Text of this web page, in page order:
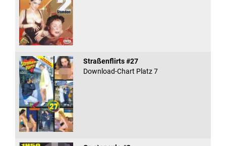
Straßenflirts #27
Download-Chart Platz 7